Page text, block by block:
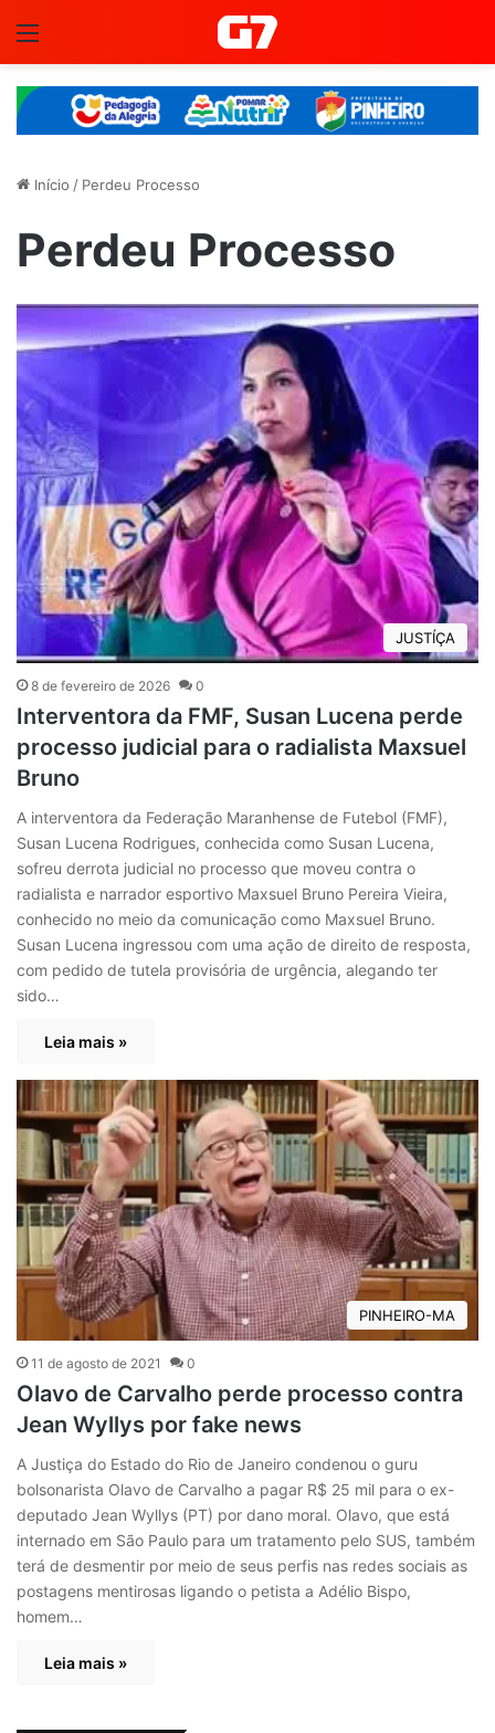
Início / Perdeu Processo
Perdeu Processo
JUSTÍÇA
8 de fevereiro de 2026 0
Interventora da FMF, Susan Lucena perde
processo judicial para o radialista Maxsuel
Bruno
A interventora da Federação Maranhense de Futebol (FMF),
Susan Lucena Rodrigues, conhecida como Susan Lucena,
sofreu derrota judicial no processo que moveu contra o
radialista e narrador esportivo Maxsuel Bruno Pereira Vieira,
conhecido no meio da comunicação como Maxsuel Bruno.
Susan Lucena ingressou com uma ação de direito de resposta,
com pedido de tutela provisória de urgência, alegando ter
sido…
Leia mais »
PINHEIRO-MA
11 de agosto de 2021 0
Olavo de Carvalho perde processo contra
Jean Wyllys por fake news
A Justiça do Estado do Rio de Janeiro condenou o guru
bolsonarista Olavo de Carvalho a pagar R$ 25 mil para o ex-
deputado Jean Wyllys (PT) por dano moral. Olavo, que está
internado em São Paulo para um tratamento pelo SUS, também
terá de desmentir por meio de seus perfis nas redes sociais as
postagens mentirosas ligando o petista a Adélio Bispo,
homem…
Leia mais »